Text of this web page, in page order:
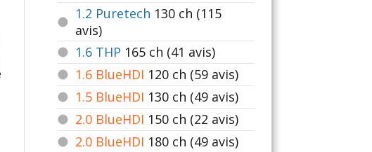
1.2 Puretech 130 ch (115
avis)
1.6 THP 165 ch (41 avis)
1.6 BlueHDI 120 ch (59 avis)
1.5 BlueHDI 130 ch (49 avis)
2.0 BlueHDI 150 ch (22 avis)
2.0 BlueHDI 180 ch (49 avis)